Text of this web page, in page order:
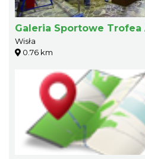
Galeria Sportowe Trofea
Wisła
0.76 km